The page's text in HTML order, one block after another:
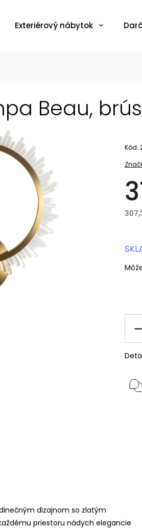
Exteriérový nábytok
Beau,
Kód:
dizajnom so zlatým
priestoru nádych elegancie